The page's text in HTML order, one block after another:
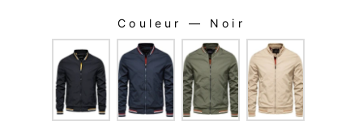
Couleur — Noir
COULEUR